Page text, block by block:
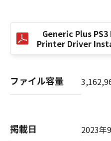
キヤノン株式会社
No. I010G024784
Generic Plus
Printer Driver
ファイル容量
掲載日 2023年